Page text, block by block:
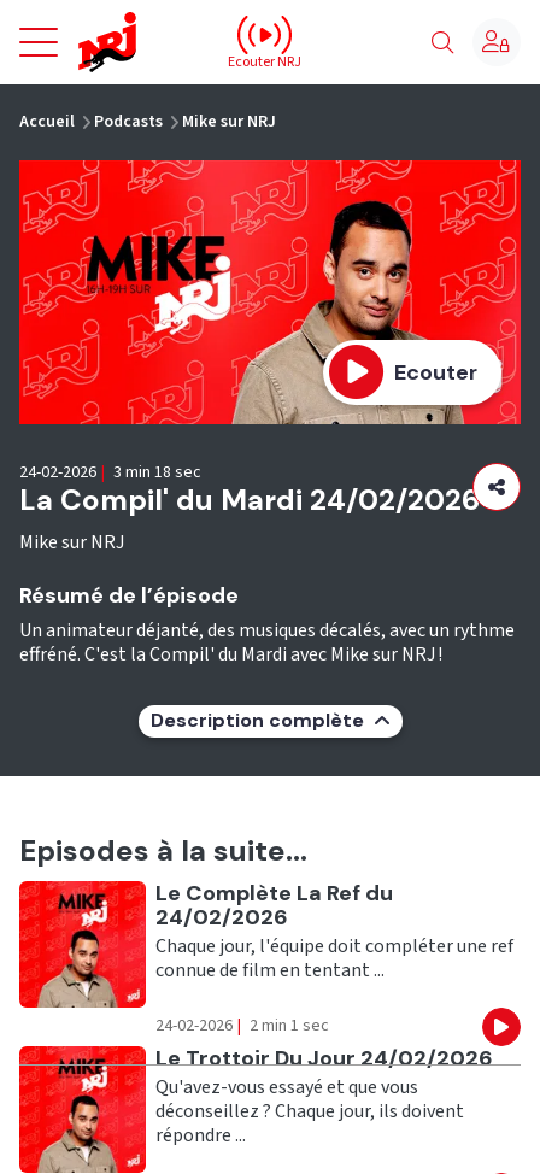
NRJ - Accueil
Ecouter NRJ
Accueil Podcasts Mike sur NRJ
Ecouter
La Compil' du Mardi 24/02/2026
Mike sur NRJ
24-02-2026 | 3 min 18 sec
Résumé de l’épisode
Un animateur déjanté, des musiques décalés, avec un rythme
effréné. C'est la Compil' du Mardi avec Mike sur NRJ !
Description complète
Episodes à la suite...
Ecouter
Le Complète La Ref du
24/02/2026
Chaque jour, l'équipe doit compléter une ref
connue de film en tentant ...
24-02-2026 | 2 min 1 sec
Ecouter
Le Trottoir Du Jour 24/02/2026
Qu'avez-vous essayé et que vous
déconseillez ? Chaque jour, ils doivent
répondre ...